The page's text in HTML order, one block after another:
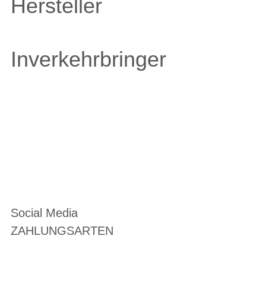
Hersteller
Inverkehrbringer
Social Media
ZAHLUNGSARTEN